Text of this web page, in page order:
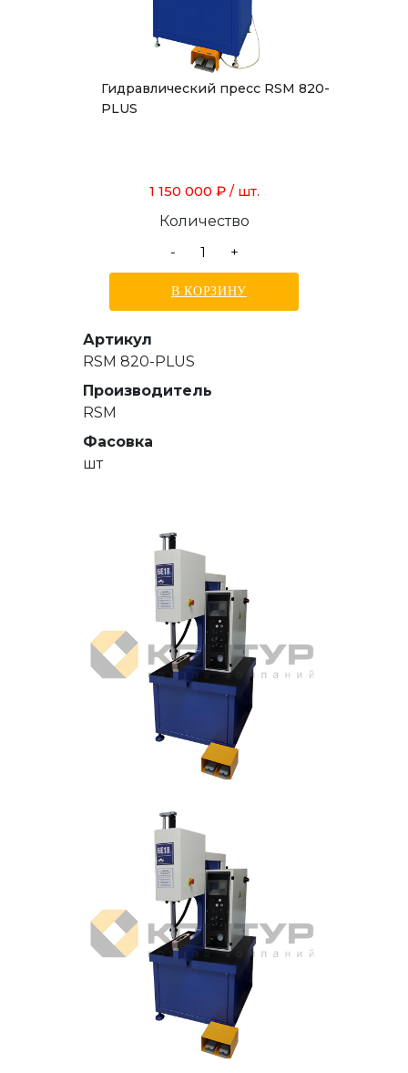
Гидравлический пресс RSM 820-
PLUS
1 150 000 ₽ / шт.
Количество
-
+
В КОРЗИНУ
Артикул
RSM 820-PLUS
Производитель
RSM
Фасовка
шт